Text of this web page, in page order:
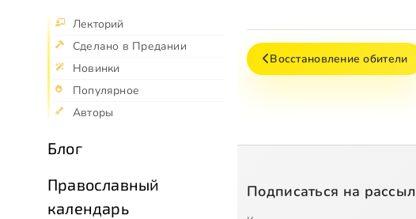
Лекторий
Сделано в Предании
Новинки
Популярное
Авторы
Блог
Православный
календарь
Восстановление обители
Подписаться на